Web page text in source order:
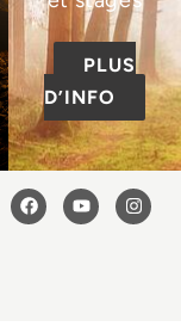
PLUS
D’INFO